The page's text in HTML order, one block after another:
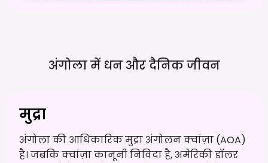
अंगोला में धन और दैनिकजीवन
मुद्रा
अंगोला की आधिकारिक मुद्रा अंगोलन क्वांज़ा (AOA)
है। जबकि क्वांज़ा कानूनी निविदा है, अमेरिकी डॉलर